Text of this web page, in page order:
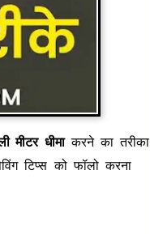
मीटर धीमाकरने का तरीका
टिप्स को फॉलो करना